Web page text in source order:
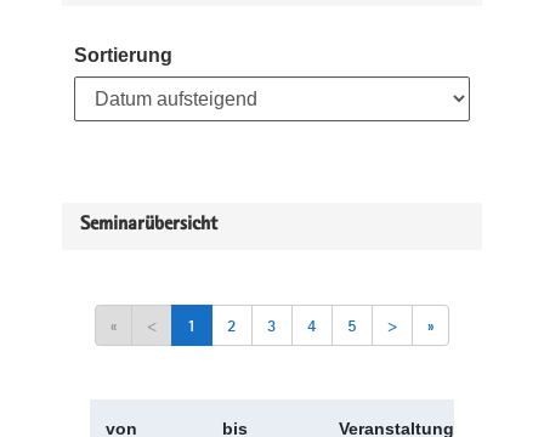
Sortierung
Seminarübersicht
« < 1 2 3 4 5 > »
von bis Veranstaltungskürzel